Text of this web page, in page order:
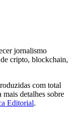
jornalismo
cripto, blockchain,
com total
detalhes sobre
Editorial.